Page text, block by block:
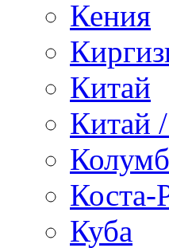
Кения
Китай
Китай
Коста-
Куба